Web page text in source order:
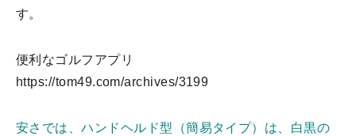
す。
便利なゴルフアプリ
https://tom49.com/archives/3199
安さでは、ハンドヘルド型（簡易タイプ）は、白黒の